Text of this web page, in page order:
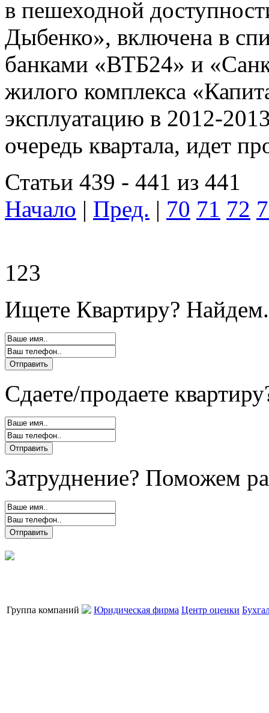
в пешеходной
Дыбенко», включена в
банками «ВТБ24» и
жилого комплекса
эксплуатацию в 2012-
очередь квартала, идет
Статьи 439 - 441 из 441
Начало | Пред. | 70 71 72
123
Ищете Квартиру?
Сдаете/продаете
Затруднение? Поможем
Группа компаний Юридическая фирма Центр оценки